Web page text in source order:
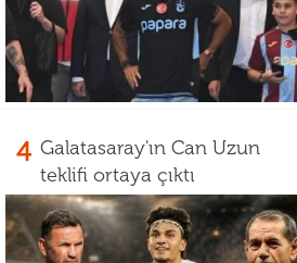
4 Galatasaray'ın Can Uzun
teklifi ortaya çıktı